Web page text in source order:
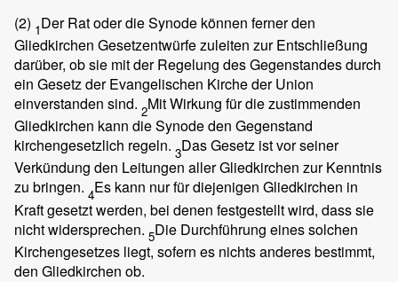
(2) 1Der Rat oder die Synode können ferner den
Gliedkirchen Gesetzentwürfe zuleiten zur Entschließung
darüber, ob sie mit der Regelung des Gegenstandes durch
ein Gesetz der Evangelischen Kirche der Union
einverstanden sind. 2Mit Wirkung für die zustimmenden
Gliedkirchen kann die Synode den Gegenstand
kirchengesetzlich regeln. 3Das Gesetz ist vor seiner
Verkündung den Leitungen aller Gliedkirchen zur Kenntnis
zu bringen. 4Es kann nur für diejenigen Gliedkirchen in
Kraft gesetzt werden, bei denen festgestellt wird, dass sie
nicht widersprechen. 5Die Durchführung eines solchen
Kirchengesetzes liegt, sofern es nichts anderes bestimmt,
den Gliedkirchen ob.